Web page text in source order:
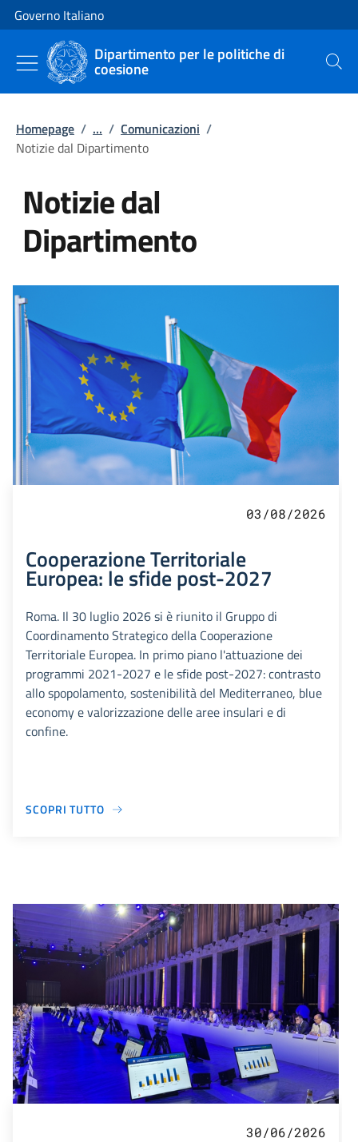
Vai al contenuto
Vai alla navigazione del sito
Governo Italiano
Dipartimento per le politiche di
coesione Cerca
Homepage / ... / Comunicazioni /
Notizie dal Dipartimento
Notizie dal
Dipartimento
Tutti i contenuti della pagina
03/08/2026
Cooperazione Territoriale
Europea: le sfide post-2027
Roma. Il 30 luglio 2026 si è riunito il Gruppo di
Coordinamento Strategico della Cooperazione
Territoriale Europea. In primo piano l'attuazione dei
programmi 2021-2027 e le sfide post-2027: contrasto
allo spopolamento, sostenibilità del Mediterraneo, blue
economy e valorizzazione delle aree insulari e di
confine.
SCOPRI TUTTO
30/06/2026